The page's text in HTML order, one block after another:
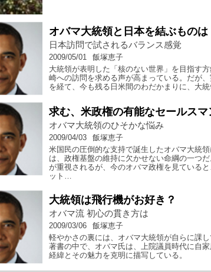
オバマ大統領と日本を結ぶものは
日本訪問で試されるバランス感覚
2009/05/01
飯塚恵子
大統領が表明した「核のない世界」を目指す
崎への訪問を求める声が高まっている。だが
を経て、今も残る日米間のわだかまりに、大
求む、米政権の有能なセールスマ
オバマ大統領のひそかな悩み
2009/04/03
飯塚恵子
米国民の圧倒的な支持で誕生したオバマ大統
は、政権基盤の維持に欠かせない命綱の一つ
が重視されるが、今のオバマ政権を見ている
ット…
大統領は飛行機がお好き？
オバマ流 初心の貫き方は
2009/03/06
飯塚恵子
軽やかさの裏には、オバマ大統領が自らに課
著書の中で、オバマ氏は、上院議員時代に自
経緯とその魅力を克明に描写している。